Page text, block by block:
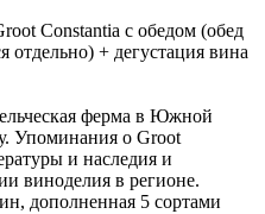
Constantia с обедом (обед
+ дегустация вина
ферма в Южной
Упоминания о Groot
и наследия и
виноделия в регионе.
дополненная 5 сортами